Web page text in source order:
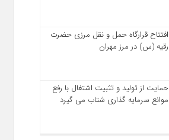
افتتاح قرارگاه حمل‌ و نقل مرزی حضرت
رقیه (س) در مرز مهران
حمایت از تولید و تثبیت اشتغال با رفع
موانع سرمایه‌ گذاری شتاب می‌ گیرد